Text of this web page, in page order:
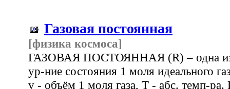
Газовая постоянная
[физика космоса]
ГАЗОВАЯ ПОСТОЯННАЯ (R) – одна из
ур-ние состояния 1 моля идеального
v - объём 1 моля газа, Т - абс. темп-ра.